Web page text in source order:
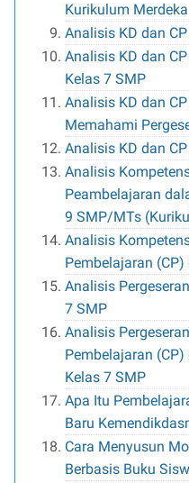
Kurikulum Merdeka
Analisis KD dan
Analisis KD dan
Kelas 7 SMP
Analisis KD dan
Memahami
Analisis KD dan
Analisis
Peambelajaran
9 SMP/MTs
Analisis
Pembelajaran
Analisis
7 SMP
Analisis
Pembelajaran
Kelas 7 SMP
Apa Itu
Baru
Cara Menyusun
Berbasis Buku